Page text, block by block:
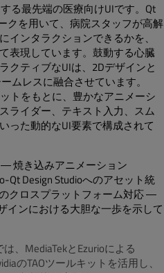
る最先端の医療向けUIです。Qt
クを用いて、病院スタッフが高解
ンタラクションできるかを、
表現しています。鼓動する心臓
クティブなUIは、2Dデザインと
ムレスに融合させています。
トをもとに、豊かなアニメーシ
ライダー、テキスト入力、スム
った動的なUI要素で構成されて
焼き込みアニメーション
Qt Design Studioへのアセット統
クロスプラットフォーム対応 ―
インにおける大胆な一歩を示して
、MediaTekとEzurioによる
のTAOツールキットを活用し、